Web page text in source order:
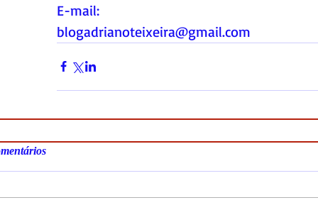
E-mail:
blogadrianoteixeira@gmail.com